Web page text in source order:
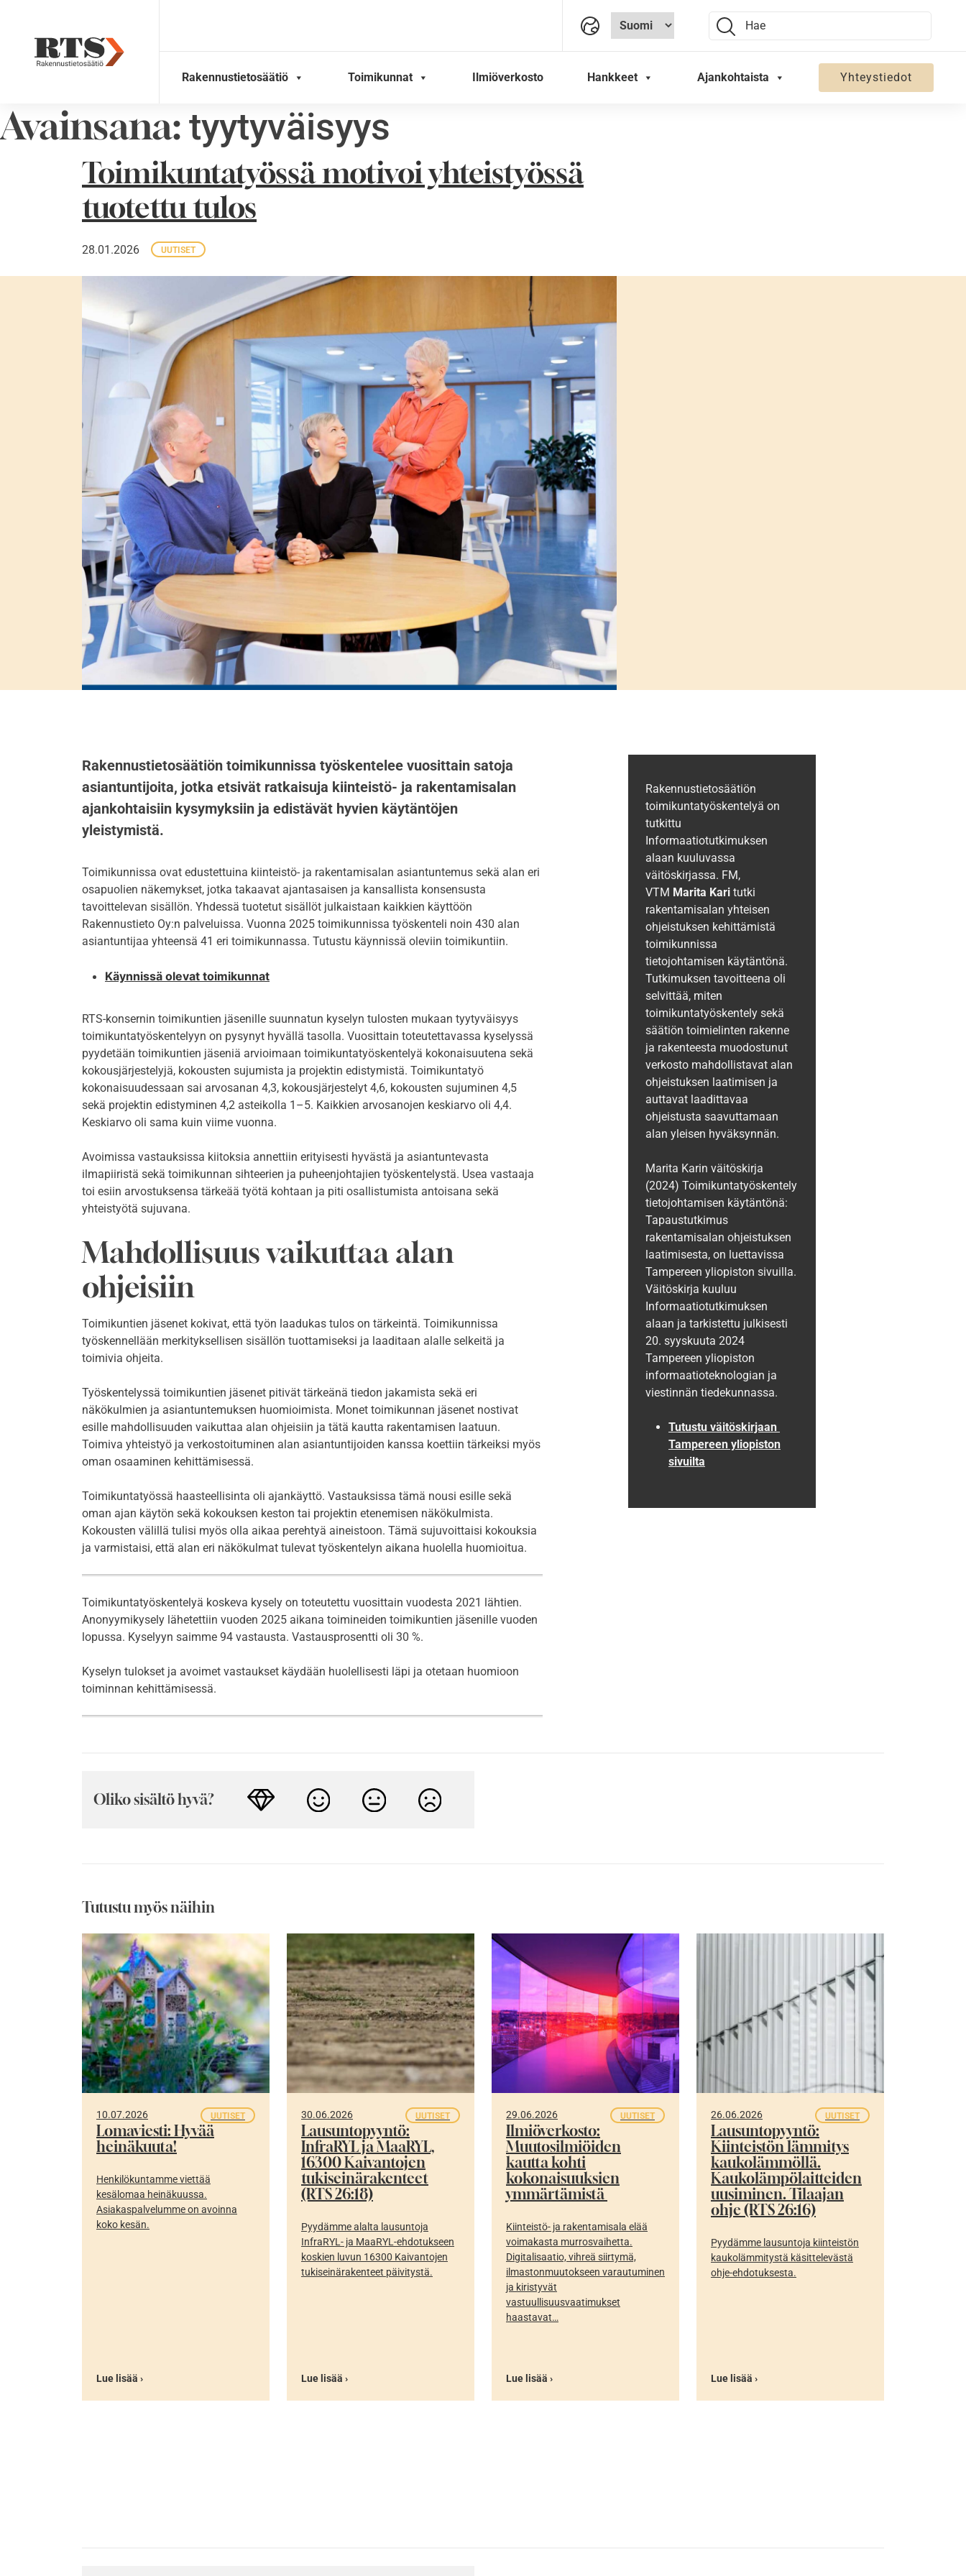
content
Search:
Rakennustietosäätiö Toimikunnat Ilmiöverkosto Hankkeet Ajankohtaista Yhteystiedot
Avainsana:tyytyväisyys
Toimikuntatyössä motivoi yhteistyössä
tuotettu tulos
28.01.2026 UUTISET
Rakennustietosäätiön toimikunnissa työskentelee vuosittain satoja
asiantuntijoita, jotka etsivät ratkaisuja kiinteistö- ja rakentamisalan
ajankohtaisiin kysymyksiin ja edistävät hyvien käytäntöjen
yleistymistä.
Toimikunnissa ovat edustettuina kiinteistö- ja rakentamisalan asiantuntemus sekä alan eri
osapuolien näkemykset, jotka takaavat ajantasaisen ja kansallista konsensusta
tavoittelevan sisällön. Yhdessä tuotetut sisällöt julkaistaan kaikkien käyttöön
Rakennustieto Oy:n palveluissa. Vuonna 2025 toimikunnissa työskenteli noin 430 alan
asiantuntijaa yhteensä 41 eri toimikunnassa. Tutustu käynnissä oleviin toimikuntiin.
Käynnissä olevat toimikunnat
RTS-konsernin toimikuntien jäsenille suunnatun kyselyn tulosten mukaan tyytyväisyys
toimikuntatyöskentelyyn on pysynyt hyvällä tasolla. Vuosittain toteutettavassa kyselyssä
pyydetään toimikuntien jäseniä arvioimaan toimikuntatyöskentelyä kokonaisuutena sekä
kokousjärjestelyjä, kokousten sujumista ja projektin edistymistä. Toimikuntatyö
kokonaisuudessaan sai arvosanan 4,3, kokousjärjestelyt 4,6, kokousten sujuminen 4,5
sekä projektin edistyminen 4,2 asteikolla 1–5. Kaikkien arvosanojen keskiarvo oli 4,4.
Keskiarvo oli sama kuin viime vuonna.
Avoimissa vastauksissa kiitoksia annettiin erityisesti hyvästä ja asiantuntevasta
ilmapiiristä sekä toimikunnan sihteerien ja puheenjohtajien työskentelystä. Usea vastaaja
toi esiin arvostuksensa tärkeää työtä kohtaan ja piti osallistumista antoisana sekä
yhteistyötä sujuvana.
Mahdollisuus vaikuttaa alan
ohjeisiin
Toimikuntien jäsenet kokivat, että työn laadukas tulos on tärkeintä. Toimikunnissa
työskennellään merkityksellisen sisällön tuottamiseksi ja laaditaan alalle selkeitä ja
toimivia ohjeita.
Työskentelyssä toimikuntien jäsenet pitivät tärkeänä tiedon jakamista sekä eri
näkökulmien ja asiantuntemuksen huomioimista. Monet toimikunnan jäsenet nostivat
esille mahdollisuuden vaikuttaa alan ohjeisiin ja tätä kautta rakentamisen laatuun.
Toimiva yhteistyö ja verkostoituminen alan asiantuntijoiden kanssa koettiin tärkeiksi myös
oman osaaminen kehittämisessä.
Toimikuntatyössä haasteellisinta oli ajankäyttö. Vastauksissa tämä nousi esille sekä
oman ajan käytön sekä kokouksen keston tai projektin etenemisen näkökulmista.
Kokousten välillä tulisi myös olla aikaa perehtyä aineistoon. Tämä sujuvoittaisi kokouksia
ja varmistaisi, että alan eri näkökulmat tulevat työskentelyn aikana huolella huomioitua.
Toimikuntatyöskentelyä koskeva kysely on toteutettu vuosittain vuodesta 2021 lähtien.
Anonyymikysely lähetettiin vuoden 2025 aikana toimineiden toimikuntien jäsenille vuoden
lopussa. Kyselyyn saimme 94 vastausta. Vastausprosentti oli 30 %.
Kyselyn tulokset ja avoimet vastaukset käydään huolellisesti läpi ja otetaan huomioon
toiminnan kehittämisessä.
Rakennustietosäätiön
toimikuntatyöskentelyä on
tutkittu
Informaatiotutkimuksen
alaan kuuluvassa
väitöskirjassa. FM,
VTM Marita Kari tutki
rakentamisalan yhteisen
ohjeistuksen kehittämistä
toimikunnissa
tietojohtamisen käytäntönä.
Tutkimuksen tavoitteena oli
selvittää, miten
toimikuntatyöskentely sekä
säätiön toimielinten rakenne
ja rakenteesta muodostunut
verkosto mahdollistavat alan
ohjeistuksen laatimisen ja
auttavat laadittavaa
ohjeistusta saavuttamaan
alan yleisen hyväksynnän.
Marita Karin väitöskirja
(2024) Toimikuntatyöskentely
tietojohtamisen käytäntönä:
Tapaustutkimus
rakentamisalan ohjeistuksen
laatimisesta, on luettavissa
Tampereen yliopiston sivuilla.
Väitöskirja kuuluu
Informaatiotutkimuksen
alaan ja tarkistettu julkisesti
20. syyskuuta 2024
Tampereen yliopiston
informaatioteknologian ja
viestinnän tiedekunnassa.
Tutustu väitöskirjaan
Tampereen yliopiston
sivuilta
Oliko sisältö hyvä?
Tutustu myös näihin
10.07.2026 UUTISET
Lomaviesti: Hyvää
heinäkuuta!
Henkilökuntamme viettää
kesälomaa heinäkuussa.
Asiakaspalvelumme on avoinna
koko kesän.
Lue lisää ›
30.06.2026 UUTISET
Lausuntopyyntö:
InfraRYL ja MaaRYL,
16300 Kaivantojen
tukiseinärakenteet
(RTS 26:18)
Pyydämme alalta lausuntoja
InfraRYL- ja MaaRYL-ehdotukseen
koskien luvun 16300 Kaivantojen
tukiseinärakenteet päivitystä.
Lue lisää ›
29.06.2026 UUTISET
Ilmiöverkosto:
Muutosilmiöiden
kautta kohti
kokonaisuuksien
ymmärtämistä
Kiinteistö- ja rakentamisala elää
voimakasta murrosvaihetta.
Digitalisaatio, vihreä siirtymä,
ilmastonmuutokseen varautuminen
ja kiristyvät
vastuullisuusvaatimukset
haastavat…
Lue lisää ›
26.06.2026 UUTISET
Lausuntopyyntö:
Kiinteistön lämmitys
kaukolämmöllä.
Kaukolämpölaitteiden
uusiminen. Tilaajan
ohje (RTS 26:16)
Pyydämme lausuntoja kiinteistön
kaukolämmitystä käsittelevästä
ohje-ehdotuksesta.
Lue lisää ›